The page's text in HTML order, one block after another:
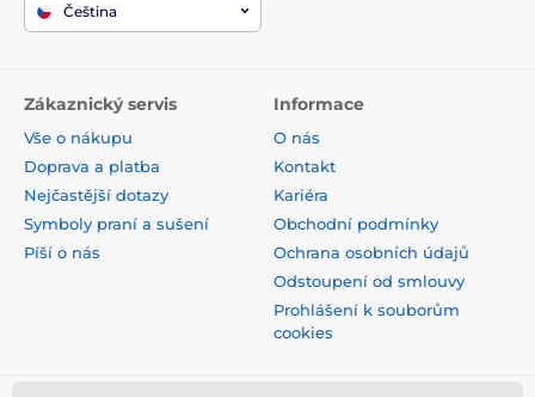
Čeština
Zákaznický servis
Vše o nákupu
Doprava a platba
Nejčastější dotazy
Symboly praní a sušení
Píší o nás
Informace
O nás
Kontakt
Kariéra
Obchodní podmínky
Ochrana osobních údajů
Odstoupení od smlouvy
Prohlášení k souborům
cookies